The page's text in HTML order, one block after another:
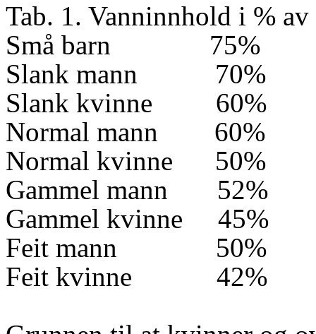
Tab. 1. Vanninnhold i %
Små barn
75%
Slank mann
70%
Slank kvinne
60%
Normal mann
60%
Normal kvinne
50%
Gammel mann
52%
Gammel kvinne
45%
Feit mann
50%
Feit kvinne
42%